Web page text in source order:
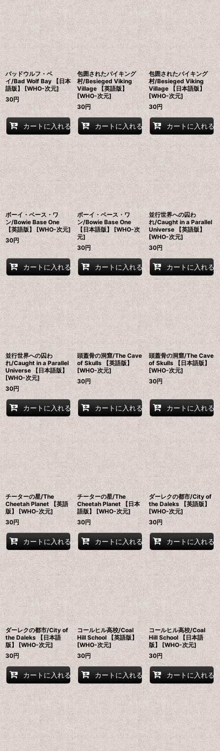
バッドウルフ・ベ
イ/Bad Wolf Bay 【日本
語版】 [WHO-次元]
30円
カートに入れる
包囲されたバイキング
村/Besieged Viking
Village 【英語版】
[WHO-次元]
30円
カートに入れる
包囲されたバイキング
村/Besieged Viking
Village 【日本語版】
[WHO-次元]
30円
カートに入れる
ボーイ・ベース・ワ
ン/Bowie Base One
【英語版】 [WHO-次元]
30円
カートに入れる
ボーイ・ベース・ワ
ン/Bowie Base One
【日本語版】 [WHO-次
元]
30円
カートに入れる
並行世界への囚わ
れ/Caught in a Parallel
Universe 【英語版】
[WHO-次元]
30円
カートに入れる
並行世界への囚わ
れ/Caught in a Parallel
Universe 【日本語版】
[WHO-次元]
30円
カートに入れる
頭蓋骨の洞窟/The Cave
of Skulls 【英語版】
[WHO-次元]
30円
カートに入れる
頭蓋骨の洞窟/The Cave
of Skulls 【日本語版】
[WHO-次元]
30円
カートに入れる
チーターの星/The
Cheetah Planet 【英語
版】 [WHO-次元]
30円
カートに入れる
チーターの星/The
Cheetah Planet 【日本
語版】 [WHO-次元]
30円
カートに入れる
ダーレクの都市/City of
the Daleks 【英語版】
[WHO-次元]
30円
カートに入れる
ダーレクの都市/City of
the Daleks 【日本語
版】 [WHO-次元]
30円
カートに入れる
コールヒル高校/Coal
Hill School 【英語版】
[WHO-次元]
30円
カートに入れる
コールヒル高校/Coal
Hill School 【日本語
版】 [WHO-次元]
30円
カートに入れる